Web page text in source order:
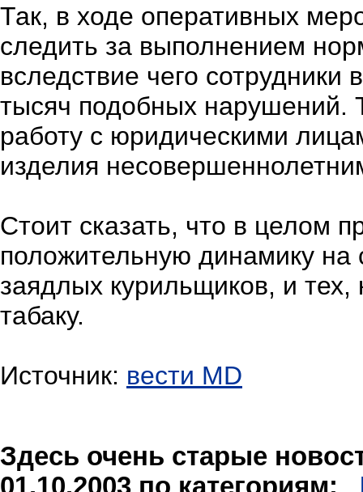
Так, в ходе оперативных
следить за выполнением
вследствие чего
тысяч подобных нарушений.
работу с юридическими
изделия
Стоит сказать, что в целом
положительную динамику на
заядлых курильщиков, и тех,
табаку.
Источник: вести MD
Здесь очень старые